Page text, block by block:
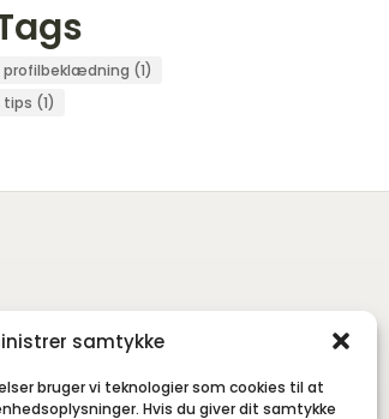
samtykke
bruger vi teknologier som cookies til at
Hvis du giver dit samtykke
profilbeklædning (1)
tips (1)